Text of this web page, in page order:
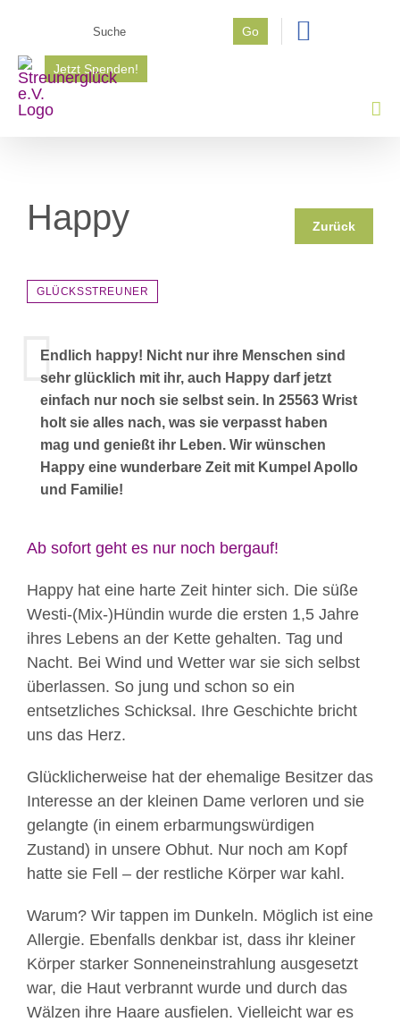
springen
Go
Jetzt Spenden!
Happy Zurück
GLÜCKSSTREUNER
Endlich happy! Nicht nur ihre Menschen sind
sehr glücklich mit ihr, auch Happy darf jetzt
einfach nur noch sie selbst sein. In 25563 Wrist
holt sie alles nach, was sie verpasst haben
mag und genießt ihr Leben. Wir wünschen
Happy eine wunderbare Zeit mit Kumpel Apollo
und Familie!
Ab sofort geht es nur noch bergauf!
Happy hat eine harte Zeit hinter sich. Die süße
Westi-(Mix-)Hündin wurde die ersten 1,5 Jahre
ihres Lebens an der Kette gehalten. Tag und
Nacht. Bei Wind und Wetter war sie sich selbst
überlassen. So jung und schon so ein
entsetzliches Schicksal. Ihre Geschichte bricht
uns das Herz.
Glücklicherweise hat der ehemalige Besitzer das
Interesse an der kleinen Dame verloren und sie
gelangte (in einem erbarmungswürdigen
Zustand) in unsere Obhut. Nur noch am Kopf
hatte sie Fell – der restliche Körper war kahl.
Warum? Wir tappen im Dunkeln. Möglich ist eine
Allergie. Ebenfalls denkbar ist, dass ihr kleiner
Körper starker Sonneneinstrahlung ausgesetzt
war, die Haut verbrannt wurde und durch das
Wälzen ihre Haare ausfielen. Vielleicht war es